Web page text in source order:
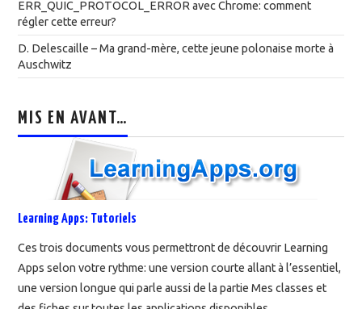
ERR_QUIC_PROTOCOL_ERROR avec Chrome: comment
régler cette erreur?
D. Delescaille – Ma grand-mère, cette jeune polonaise morte à
Auschwitz
MIS EN AVANT…
Learning Apps: Tutoriels
Ces trois documents vous permettront de découvrir Learning
Apps selon votre rythme: une version courte allant à l’essentiel,
une version longue qui parle aussi de la partie Mes classes et